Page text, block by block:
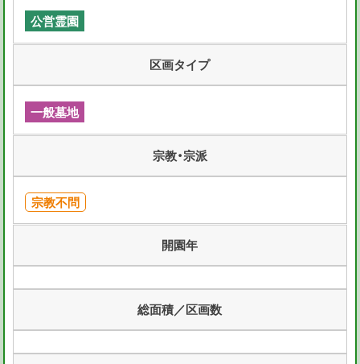
公営霊園
区画タイプ
一般墓地
宗教・宗派
宗教不問
開園年
総面積／区画数